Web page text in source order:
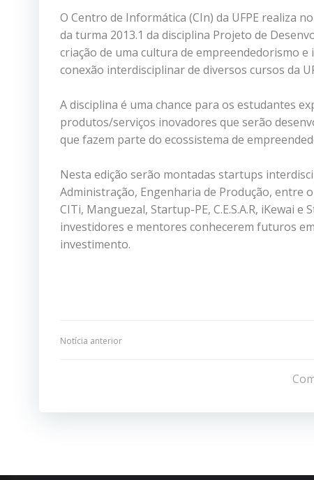
O Centro de Informática (CIn) da UFPE realiza
da turma 2013.1 da disciplina Projeto de
criação de uma cultura de empreendedorismo
conexão interdisciplinar de diversos cursos da
A disciplina é uma chance para os estudantes
produtos/serviços inovadores que serão
que fazem parte do ecossistema de
Nesta edição serão montadas startups
Administração, Engenharia de Produção, entre
CITi, Manguezal, Startup-PE, C.E.S.A.R, iKewai
investidores e mentores conhecerem futuros
investimento.
Navegação
Post
Notícia anterior